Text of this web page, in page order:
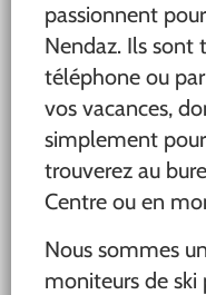
passionnent
Nendaz. Ils sont
téléphone ou
vos vacances,
simplement
trouverez au
Centre ou en
Nous sommes
moniteurs de ski